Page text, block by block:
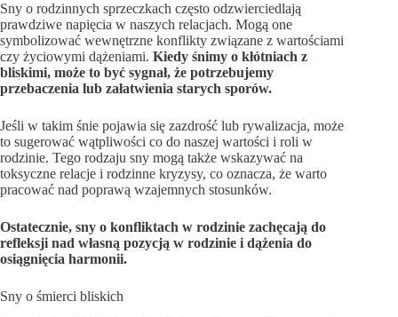
Sny o rodzinnych sprzeczkach często odzwierciedlają
prawdziwe napięcia w naszych relacjach. Mogą one
symbolizować wewnętrzne konflikty związane z wartościami
czy życiowymi dążeniami. Kiedy śnimy o kłótniach z
bliskimi, może to być sygnał, że potrzebujemy
przebaczenia lub załatwienia starych sporów.
Jeśli w takim śnie pojawia się zazdrość lub rywalizacja, może
to sugerować wątpliwości co do naszej wartości i roli w
rodzinie. Tego rodzaju sny mogą także wskazywać na
toksyczne relacje i rodzinne kryzysy, co oznacza, że warto
pracować nad poprawą wzajemnych stosunków.
Ostatecznie, sny o konfliktach w rodzinie zachęcają do
refleksji nad własną pozycją w rodzinie i dążenia do
osiągnięcia harmonii.
Sny o śmierci bliskich